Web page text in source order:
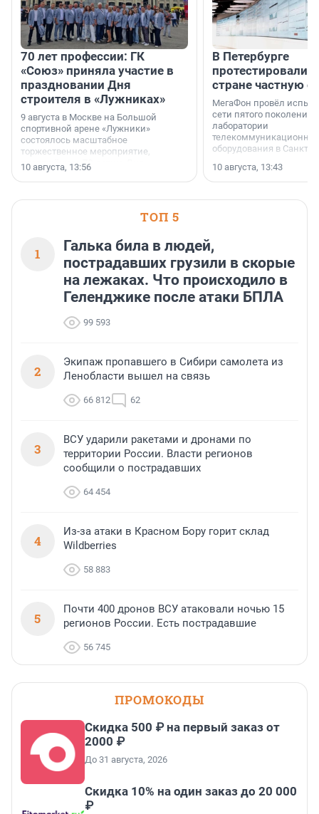
70 лет профессии: ГК
«Союз» приняла участие в
праздновании Дня
строителя в «Лужниках»
9 августа в Москве на Большой
спортивной арене «Лужники»
состоялось масштабное
торжественное мероприятие,
посвящённое 70-летию Дня
строителя.
10 августа, 13:56
В Петербурге
протестировали
стране частную
МегаФон провёл
сети пятого поколения
лаборатории
оборудования в Санкт-
10 августа, 13:43
ТОП 5
1
Галька била в людей,
пострадавших грузили в скорые
на лежаках. Что происходило в
Геленджике после атаки БПЛА
99 593
2
Экипаж пропавшего в Сибири самолета из
Ленобласти вышел на связь
66 812 62
3
ВСУ ударили ракетами и дронами по
территории России. Власти регионов
сообщили о пострадавших
64 454
4
Из-за атаки в Красном Бору горит склад
Wildberries
58 883
5
Почти 400 дронов ВСУ атаковали ночью 15
регионов России. Есть пострадавшие
56 745
ПРОМОКОДЫ
Скидка 500 ₽ на первый заказ от
2000 ₽
До 31 августа, 2026
Скидка 10% на один заказ до 20 000
₽